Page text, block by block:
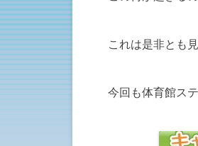
これは是非とも
今回も体育館ス